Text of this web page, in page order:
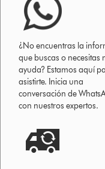
¿No encuentras la
que buscas o necesitas
ayuda? Estamos aquí
asistirte. Inicia una
conversación de
con nuestros expertos.